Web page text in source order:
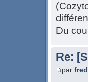
Du
Re:
par